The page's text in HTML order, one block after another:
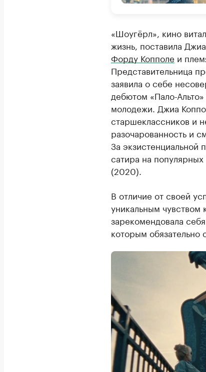
«Шоугёрл», кино
жизнь, поставила
Форду Копполе и
Представительница
заявила о себе
дебютом «Пало-
молодежи. Джиа
старшеклассников и
разочарованность и
За экзистенциальной
сатира на
(2020).
В отличие от своей
уникальным чувством
зарекомендовала
которым обязательно